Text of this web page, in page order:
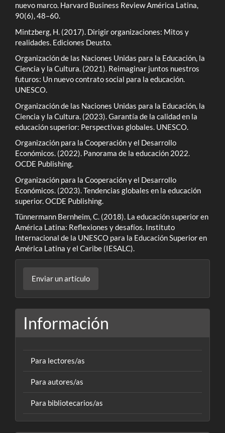
nuevo marco. Harvard Business Review América Latina,
90(6), 48–60.
Mintzberg, H. (2017). Dirigir organizaciones: Mitos y
realidades. Ediciones Deusto.
Organización de las Naciones Unidas para la Educación, la
Ciencia y la Cultura. (2021). Reimaginar juntos nuestros
futuros: Un nuevo contrato social para la educación.
UNESCO.
Organización de las Naciones Unidas para la Educación, la
Ciencia y la Cultura. (2023). Garantía de la calidad en la
educación superior: Perspectivas globales. UNESCO.
Organización para la Cooperación y el Desarrollo
Económicos. (2022). Panorama de la educación 2022.
OCDE Publishing.
Organización para la Cooperación y el Desarrollo
Económicos. (2023). Tendencias globales en la educación
superior. OCDE Publishing.
Tünnermann Bernheim, C. (2018). La educación superior en
América Latina: Reflexiones y desafíos. Instituto
Internacional de la UNESCO para la Educación Superior en
América Latina y el Caribe (IESALC).
un
artículo
Enviar un artículo
Información
Para lectores/as
Para autores/as
Para bibliotecarios/as